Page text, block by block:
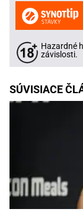
Hazardné
závislosti.
SÚVISIACE